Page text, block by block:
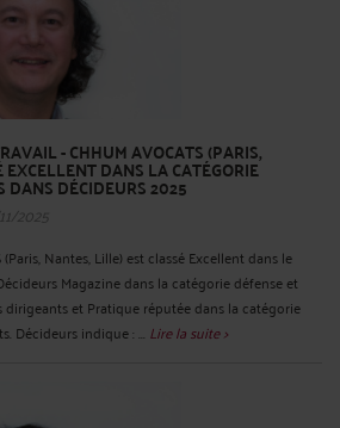
- CHHUM AVOCATS (PARIS,
DANS LA CATÉGORIE
DANS DÉCIDEURS 2025
2025
Nantes, Lille) est classé Excellent dans le
Magazine dans la catégorie défense et
dirigeants et Pratique réputée dans la catégorie
Décideurs indique : ... Lire la suite >